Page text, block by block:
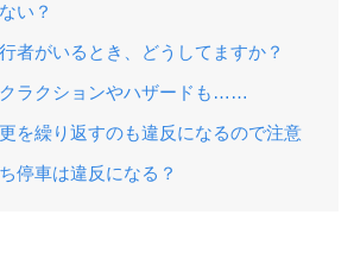
い？
者がいるとき、どうしてますか？
ラクションやハザードも……
を繰り返すのも違反になるので注意
停車は違反になる？